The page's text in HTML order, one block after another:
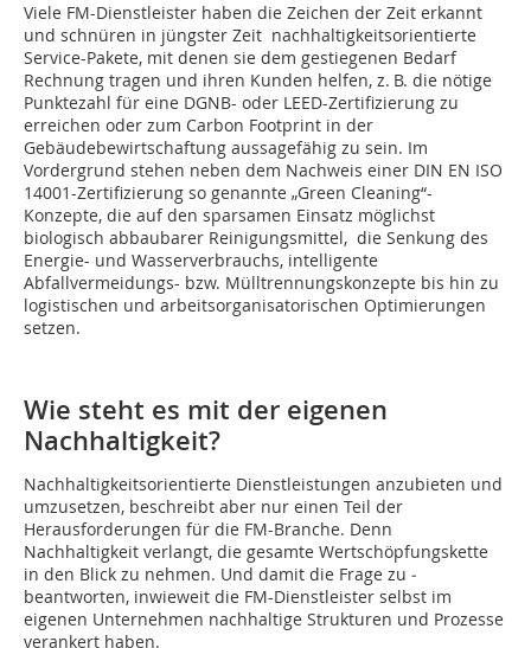
Viele FM-Dienstleister haben die Zeichen der Zeit erkannt
und schnüren in jüngster Zeit nachhaltigkeitsorientierte
Service-Pakete, mit denen sie dem gestiegenen Bedarf
Rechnung tragen und ihren Kunden helfen, z. B. die nötige
Punktezahl für eine DGNB- oder LEED-Zertifizierung zu
erreichen oder zum Carbon Footprint in der
Gebäudebewirtschaftung aussa­gefähig zu sein. Im
Vordergrund stehen neben dem Nachweis einer DIN EN ISO
14001-Zertifizierung so genannte „Green Cleaning“-
Konzepte, die auf den sparsa­men Einsatz möglichst
biologisch abbaubarer Reinigungsmittel, die Senkung des
Energie- und Wasserverbrauchs, intelligente
Abfallvermeidungs- bzw. Mülltrennungskonzepte bis hin zu
logistischen und arbeitsorganisatorischen Optimierungen
setzen.
Wie steht es mit der eigenen
Nachhaltigkeit?
Nachhaltigkeitsorientierte Dienstleistungen anzubieten und
umzusetzen, ­beschreibt aber nur einen Teil der
Herausforderungen für die FM-Branche. Denn
Nachhaltigkeit verlangt, die gesamte Wertschöpfungskette
in den Blick zu nehmen. Und damit die Frage zu ­
beantworten, inwieweit die FM-Dienstleister selbst im
eigenen Unternehmen nachhaltige Strukturen und Prozesse
verankert haben.